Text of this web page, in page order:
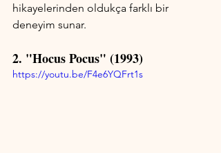
hikayelerinden oldukça farklı bir
deneyim sunar.
2. "Hocus Pocus" (1993)
https://youtu.be/F4e6YQFrt1s